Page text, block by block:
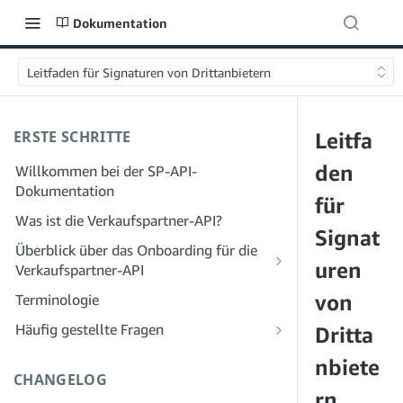
Dokumentation
Leitfaden für Signaturen von Drittanbietern
ERSTE SCHRITTE
Willkommen bei der SP-API-
Dokumentation
Was ist die Verkaufspartner-API?
Überblick über das Onboarding für die
Verkaufspartner-API
Onboarding als Entwickler
Registrierung vor
Solution Provider Portal
Onboarding als Dienstleister
von Dienstanbietern kennen
Terminologie
Häufig gestellte Fragen
Allgemeines
CHANGELOG
Leitfa
den
für
Signat
uren
von
Dritta
nbiete